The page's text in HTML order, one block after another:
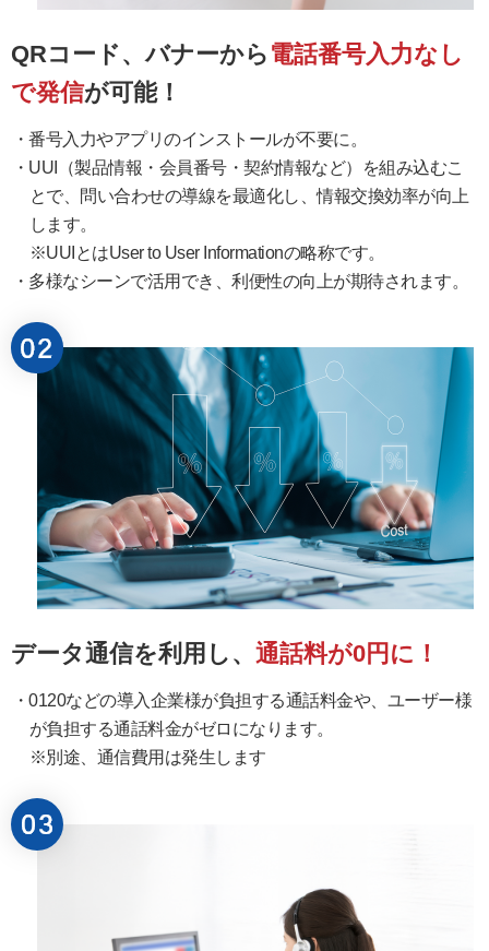
QRコード、バナーから 電話番号入力なし
で発信が可能！
番号入力やアプリのインストールが不要に。
UUI（製品情報・会員番号・契約情報など）を組み込むこ
とで、問い合わせの導線を最適化し、情報交換効率が向上
します。
※UUIとはUser to User Informationの略称です。
多様なシーンで活用でき、利便性の向上が期待されます。
データ通信を利用し、 通話料が0円に！
0120などの導入企業様が負担する通話料金や、ユーザー様
が負担する通話料金がゼロになります。
※別途、通信費用は発生します